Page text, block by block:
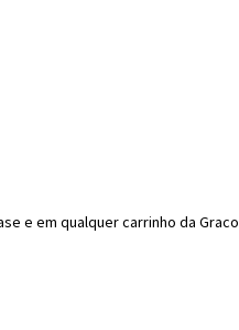
e em qualquer carrinho da Graco